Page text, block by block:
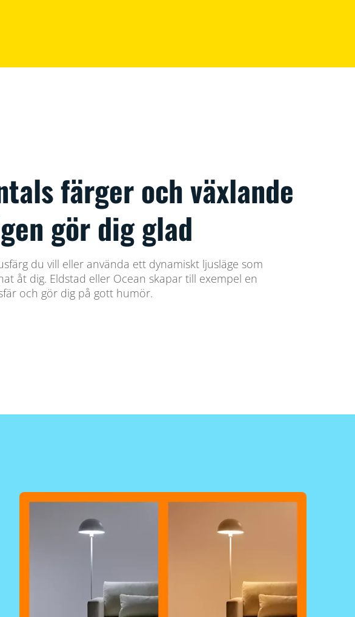
färger och växlande
gör dig glad
du vill eller använda ett dynamiskt ljusläge som
åt dig. Eldstad eller Ocean skapar till exempel en
och gör dig på gott humör.